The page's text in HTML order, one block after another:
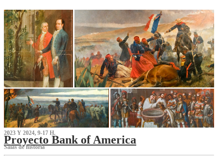
2023 Y 2024, 9-17 H.
Proyecto Bank of America
S‌alas de historia